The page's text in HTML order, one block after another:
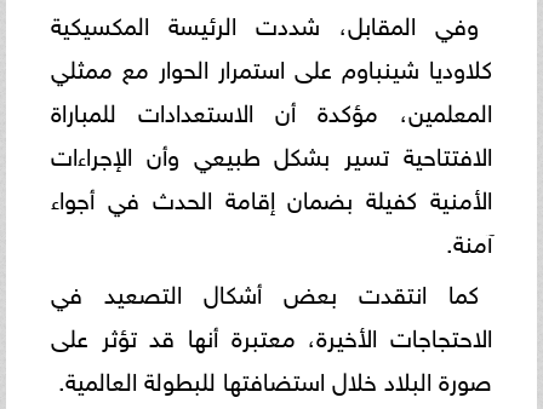
وفي المقابل، شددت الرئيسة المكسيكية
كلاوديا شينباوم على استمرار الحوار مع ممثلي
المعلمين، مؤكدة أن الاستعدادات للمباراة
الافتتاحية تسير بشكل طبيعي وأن الإجراءات
الأمنية كفيلة بضمان إقامة الحدث في أجواء
آمنة.
كما انتقدت بعض أشكال التصعيد في
الاحتجاجات الأخيرة، معتبرة أنها قد تؤثر على
صورة البلاد خلال استضافتها للبطولة العالمية.